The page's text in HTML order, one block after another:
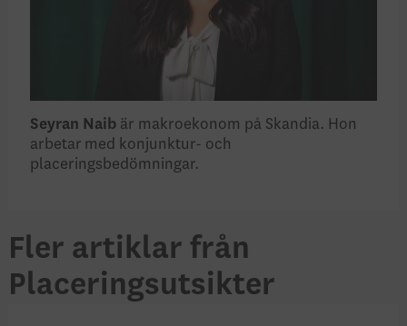
Seyran Naib är makroekonom på Skandia. Hon
arbetar med konjunktur- och
placeringsbedömningar.
Fler artiklar från
Placeringsutsikter